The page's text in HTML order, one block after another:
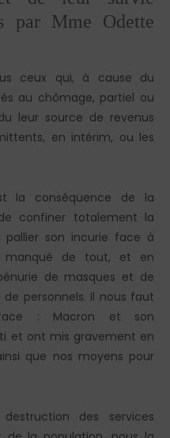
par Mme Odette
ceux qui, à cause du
au chômage, partiel ou
leur source de revenus
en intérim, ou les
la conséquence de la
confiner totalement la
son incurie face à
manqué de tout, et en
de masques et de
personnels. Il nous faut
: Macron et son
et ont mis gravement en
que nos moyens pour
des services